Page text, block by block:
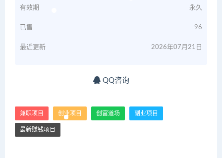
有效期 永久
已售 96
最近更新 2026年07月21日
QQ咨询
兼职项目 创业项目 创富道场 副业项目
最新赚钱项目